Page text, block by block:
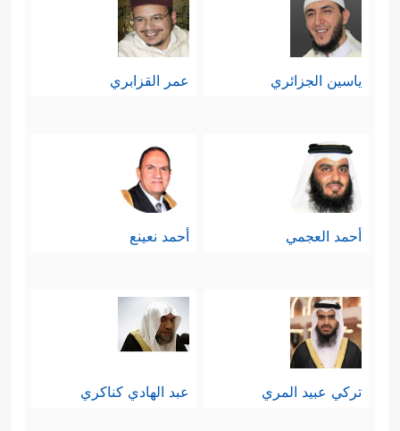
ياسين الجزائري عمر القزابري
أحمد العجمي أحمد نعينع
تركي عبيد المري عبد الهادي كناكري